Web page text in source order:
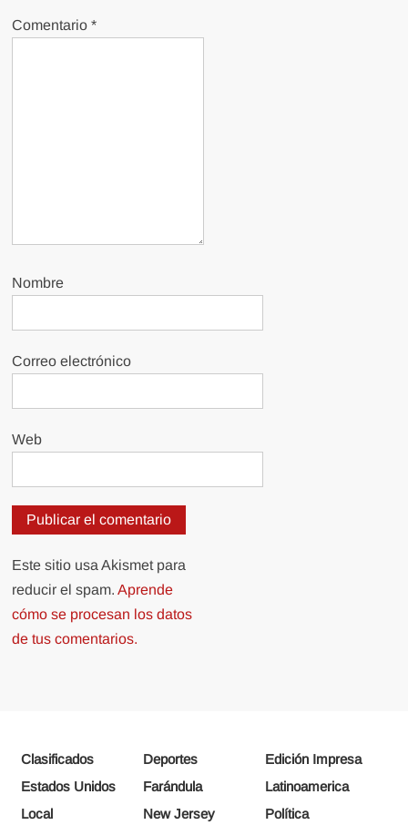
Comentario*
Nombre
Correo electrónico
Web
Este sitio usa Akismet para
reducir el spam.Aprende
cómo se procesan los datos
de tus comentarios.
Clasificados Deportes
Edición Impresa
Estados Unidos
Farándula
Latinoamerica
Local
New Jersey Política